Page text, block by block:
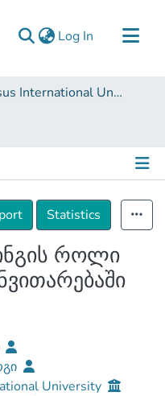
Log In (current)
Caucasus International University
Statistics
როლი
University